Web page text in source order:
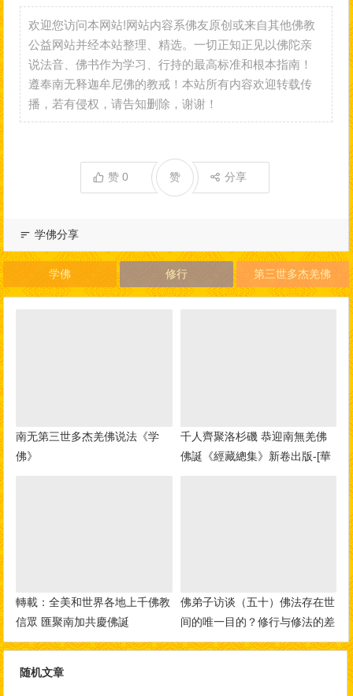
欢迎您访问本网站!网站内容系佛友原创或来自其他佛教
公益网站并经本站整理、精选。一切正知正见以佛陀亲
说法音、佛书作为学习、行持的最高标准和根本指南！
遵奉南无释迦牟尼佛的教戒！本站所有内容欢迎转载传
播，若有侵权，请告知删除，谢谢！
赞0 分享
赞
学佛分享
学佛 修行 第三世多杰羌佛
南无第三世多杰羌佛说法《学
佛》
千人齊聚洛杉磯 恭迎南無羌佛
佛誕《經藏總集》新卷出版-[華
轉載：全美和世界各地上千佛教
信眾 匯聚南加共慶佛誕
佛弟子访谈（五十）佛法存在世
间的唯一目的？修行与修法的差
别，如何做到三业相应？
随机文章